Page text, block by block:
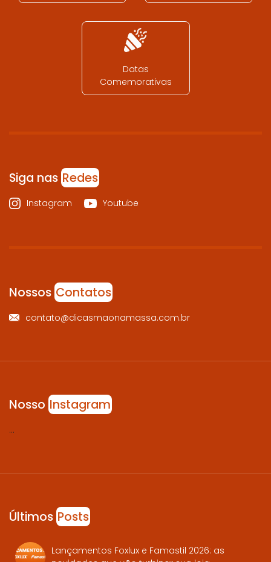
Datas
Comemorativas
Siga nas Redes
Instagram Youtube
Nossos Contatos
contato@dicasmaonamassa.com.br
Nosso Instagram
…
Últimos Posts
Lançamentos Foxlux e Famastil 2026: as